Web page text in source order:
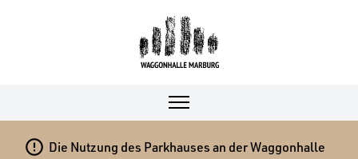
 Die Nutzung des Parkhauses an der Waggonhalle